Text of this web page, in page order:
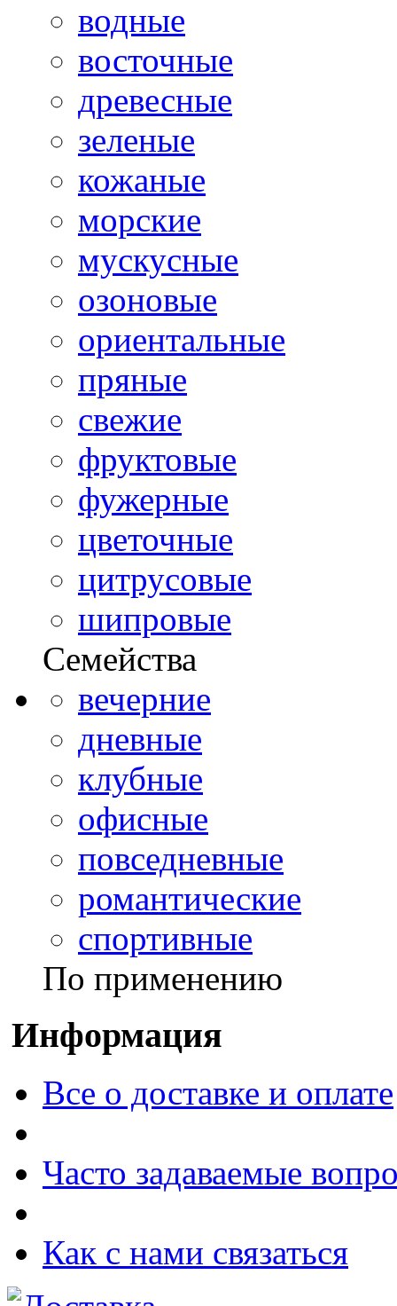
водные
восточные
древесные
зеленые
кожаные
морские
мускусные
озоновые
ориентальные
пряные
свежие
фруктовые
фужерные
цветочные
цитрусовые
шипровые
Семейства
вечерние
дневные
клубные
офисные
повседневные
романтические
спортивные
По применению
Информация
Все о доставке и оплате
Часто задаваемые
Как с нами связаться